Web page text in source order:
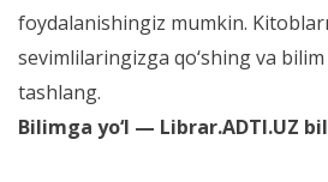
foydalanishingiz mumkin.
sevimlilaringizga qo‘shing va
tashlang.
Bilimga yo‘l — Librar.ADTI.UZ